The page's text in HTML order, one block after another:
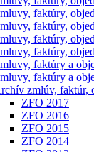
faktúry,
faktúry,
faktúry,
faktúry,
faktúry a
faktúry a
zmlúv, faktúr,
ZFO 2017
ZFO 2016
ZFO 2015
ZFO 2014